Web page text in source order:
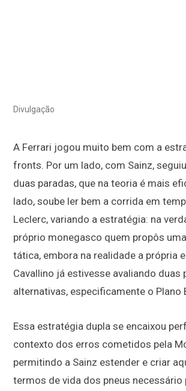
Divulgação
A Ferrari jogou muito bem com a
fronts. Por um lado, com Sainz,
duas paradas, que na teoria é mais
lado, soube ler bem a corrida em
Leclerc, variando a estratégia: na
próprio monegasco quem propôs
tática, embora na realidade a própria
Cavallino já estivesse avaliando duas
alternativas, especificamente o Plano
Essa estratégia dupla se encaixou
contexto dos erros cometidos pela
permitindo a Sainz estender e criar
termos de vida dos pneus necessário